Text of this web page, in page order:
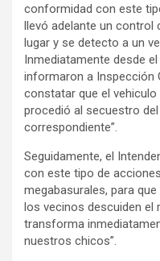
conformidad con este
llevó adelante un control
lugar y se detecto a un
Inmediatamente desde
informaron a Inspección
constatar que el
procedió al secuestro
correspondiente”.
Seguidamente, el
con este tipo de
megabasurales, para
los vecinos descuiden el
transforma
nuestros chicos”.